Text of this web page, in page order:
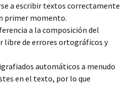
a escribir textos correctamente
primer momento.
a la composición del
libre de errores ortográficos y
automáticos a menudo
en el texto, por lo que